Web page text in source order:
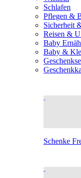
Schlafen
Pflegen &
Sicherheit
Reisen &
Baby
Baby &
Schenke